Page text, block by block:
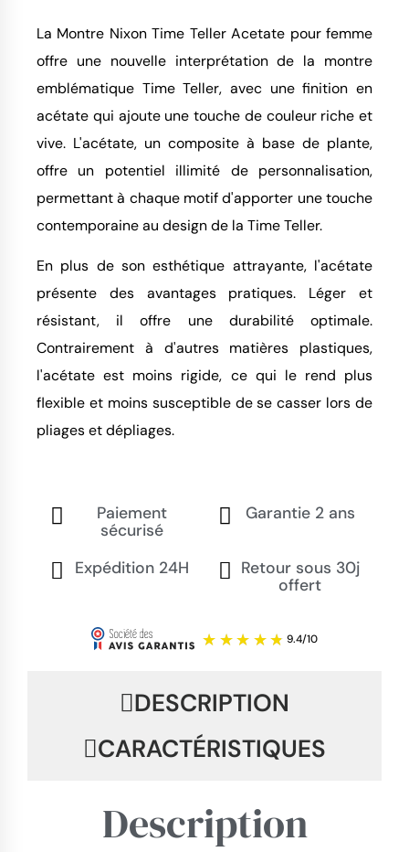
La Montre Nixon Time Teller Acetate pour femme
offre une nouvelle interprétation de la montre
emblématique Time Teller, avec une finition en
acétate qui ajoute une touche de couleur riche et
vive. L'acétate, un composite à base de plante,
offre un potentiel illimité de personnalisation,
permettant à chaque motif d'apporter une touche
contemporaine au design de la Time Teller.
En plus de son esthétique attrayante, l'acétate
présente des avantages pratiques. Léger et
résistant, il offre une durabilité optimale.
Contrairement à d'autres matières plastiques,
l'acétate est moins rigide, ce qui le rend plus
flexible et moins susceptible de se casser lors de
pliages et dépliages.
Paiement
sécurisé
Garantie 2 ans
Expédition 24H
Retour sous 30j
offert
DESCRIPTION
CARACTÉRISTIQUES
Description